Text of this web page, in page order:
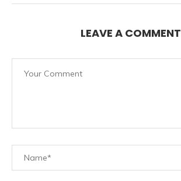
LEAVE A COMMENT